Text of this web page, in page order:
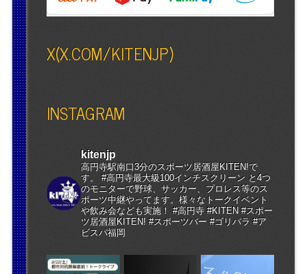
X(X.COM/KITENJP)
INSTAGRAM
kitenjp
高円寺駅南口3分のスポーツ居酒屋KITEN!で
す。 #高円寺最大級100インチスクリーン と4つ
のモニターで野球、サッカー、プロレス等のス
ポーツ中継やってます。様々なトークイベント
や飲み会なども実施！ #高円寺 #KITEN #スポー
ツ居酒屋KITEN! #スポーツバー #ゴリパラ #ア
ビスパ福岡